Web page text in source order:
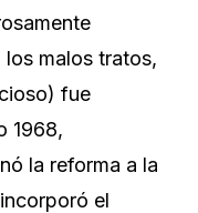
malos tratos,
fue
1968,
la reforma a la
el